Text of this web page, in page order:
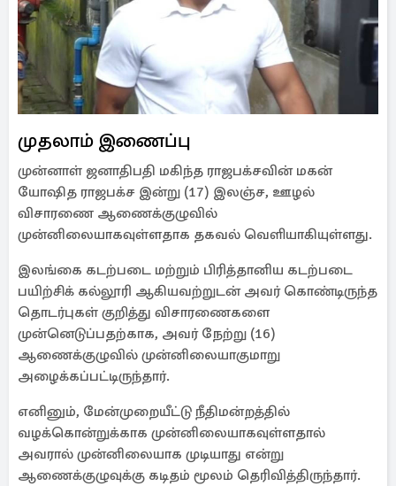
முதலாம் இணைப்பு
முன்னாள் ஜனாதிபதி மகிந்த ராஜபக்சவின் மகன்
யோஷித ராஜபக்ச இன்று (17) இலஞ்ச, ஊழல்
விசாரணை ஆணைக்குழுவில்
முன்னிலையாகவுள்ளதாக தகவல் வெளியாகியுள்ளது.
இலங்கை கடற்படை மற்றும் பிரித்தானிய கடற்படை
பயிற்சிக் கல்லூரி ஆகியவற்றுடன் அவர் கொண்டிருந்த
தொடர்புகள் குறித்து விசாரணைகளை
முன்னெடுப்பதற்காக, அவர் நேற்று (16)
ஆணைக்குழுவில் முன்னிலையாகுமாறு
அழைக்கப்பட்டிருந்தார்.
எனினும், மேன்முறையீட்டு நீதிமன்றத்தில்
வழக்கொன்றுக்காக முன்னிலையாகவுள்ளதால்
அவரால் முன்னிலையாக முடியாது என்று
ஆணைக்குழுவுக்கு கடிதம் மூலம் தெரிவித்திருந்தார்.